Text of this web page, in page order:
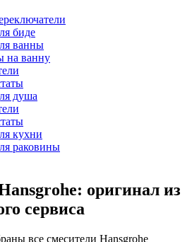
биде
ванны
на ванну
душа
кухни
раковины
оригинал из
сервиса
все смесители Hansgrohe